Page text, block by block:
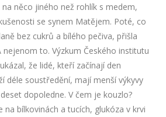
něco jiného než rohlík s medem,
se synem Matějem. Poté, co
bez cukrů a bílého pečiva, přišla
nejenom to. Výzkum Českého institutu
že lidé, kteří začínají den
déle soustředění, mají menší výkyvy
dopoledne. V čem je kouzlo?
na bílkovinách a tucích, glukóza v krvi